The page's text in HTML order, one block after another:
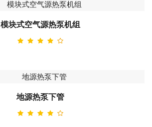
模块式空气源热泵机组
地源热泵下管